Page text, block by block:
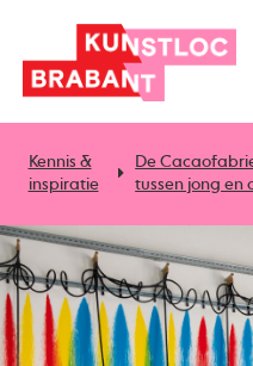
Kennis &
inspiratie
De
tussen jong en